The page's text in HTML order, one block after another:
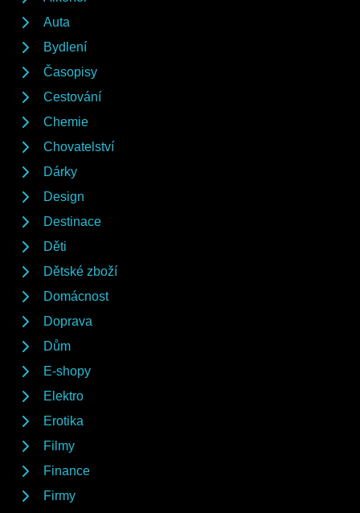
Auta
Bydlení
Časopisy
Cestování
Chemie
Chovatelství
Dárky
Design
Destinace
Děti
Dětské zboží
Domácnost
Doprava
Dům
E-shopy
Elektro
Erotika
Filmy
Finance
Firmy